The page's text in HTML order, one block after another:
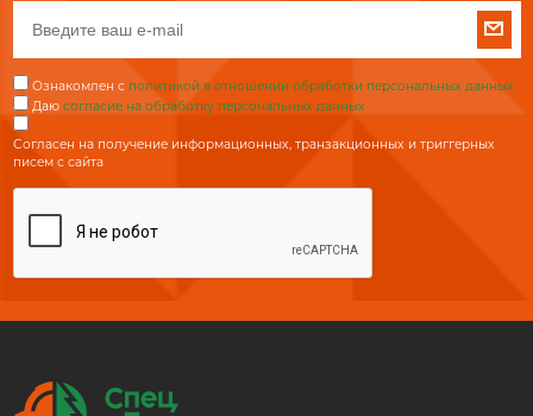
Ознакомлен с политикой в отношении обработки персональных данных
Даю согласие на обработку персональных данных
Согласен на получение информационных, транзакционных и триггерных
писем с сайта